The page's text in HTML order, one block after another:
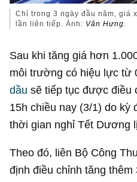
Chỉ trong 3 ngày đầu năm, giá
lần liên tiếp. Ảnh: Văn Hưng.
Sau khi tăng giá hơn
môi trường có hiệu lực từ
dầu sẽ tiếp tục được điều
15h chiều nay (3/1) do kỳ
thời gian nghỉ Tết Dương
Theo đó, liên Bộ Công
định điều chỉnh tăng